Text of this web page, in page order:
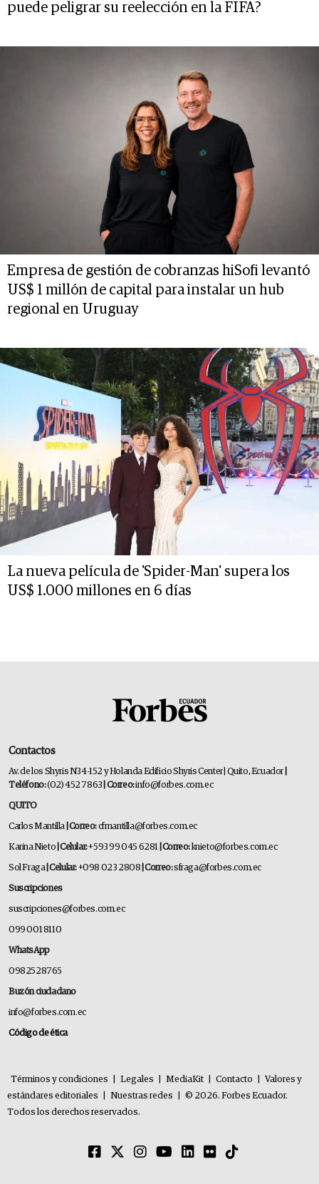
puede peligrar su reelección en la FIFA?
Empresa de gestión de cobranzas hiSofi levantó
US$ 1 millón de capital para instalar un hub
regional en Uruguay
La nueva película de 'Spider-Man' supera los
US$ 1.000 millones en 6 días
Contactos
Av. de los Shyris N34-152 y Holanda Edificio Shyris Center | Quito, Ecuador
Teléfono:(02) 452 7863 | Correo:info@forbes.com.ec
QUITO
Carlos Mantilla | Correo:cfmantilla@forbes.com.ec
Karina Nieto | Celular:+593 99 045 6281 | Correo:knieto@forbes.com.ec
Sol Fraga| Celular:+098 023 2808 | Correo:sfraga@forbes.com.ec
Suscripciones
suscripciones@forbes.com.ec
099 001 8110
WhatsApp
0982528765
Buzón ciudadano
info@forbes.com.ec
Código de ética
Términos y condiciones Legales MediaKit Contacto
Valores y
estándares editoriales
Nuestras redes
© 2026. Forbes Ecuador.
Todos los derechos reservados.